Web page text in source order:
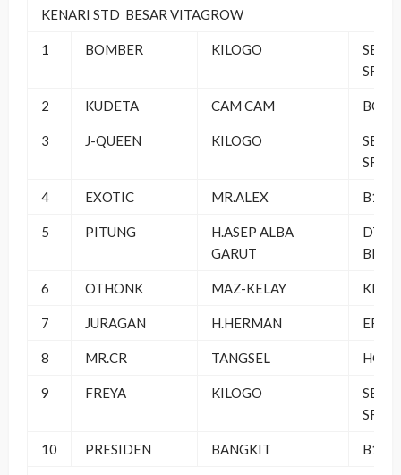
KENARI STD BESAR VITAGROW
1 BOMBER KILOGO
SF
2 KUDETA CAM CAM
3 J-QUEEN KILOGO
SF
4 EXOTIC MR.ALEX B16
5 PITUNG
H.ASEP ALBA
GARUT
DT
6 OTHONK MAZ-KELAY KMY
7 JURAGAN H.HERMAN
8 MR.CR TANGSEL HOU
9 FREYA KILOGO
SF
10 PRESIDEN BANGKIT B16